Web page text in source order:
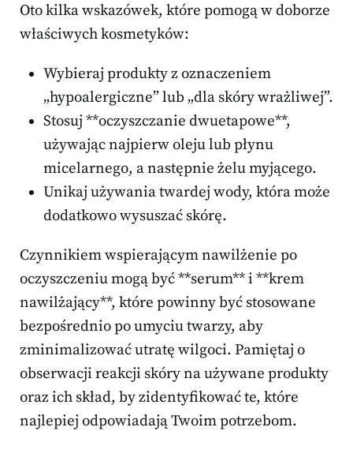
Oto kilka wskazówek, które pomogą w doborze
właściwych kosmetyków:
Wybieraj produkty z oznaczeniem
„hypoalergiczne” lub „dla skóry wrażliwej”.
Stosuj **oczyszczanie dwuetapowe**,
używając najpierw oleju lub płynu
micelarnego, a następnie żelu myjącego.
Unikaj używania twardej wody, która może
dodatkowo wysuszać skórę.
Czynnikiem wspierającym nawilżenie po
oczyszczeniu mogą być **serum** i **krem
nawilżający**, które powinny być stosowane
bezpośrednio po umyciu twarzy, aby
zminimalizować utratę wilgoci. Pamiętaj o
obserwacji reakcji skóry na używane produkty
oraz ich skład, by zidentyfikować te, które
najlepiej odpowiadają Twoim potrzebom.